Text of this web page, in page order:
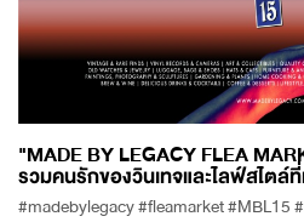
"MADE BY LEGACY FLEA
รวมคนรักของวินเทจและไลฟ์สไต
#madebylegacy #fleamarket #MBL15